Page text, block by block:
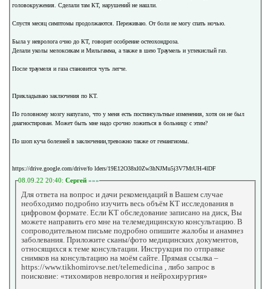
головокружения. Сделали там КТ, нарушений не нашли.
Спустя месяц симптомы продолжаются. Переживаю. От боли не могу спать ночью.
Была у невролога очно до КТ, говорит особрение остеохондроза.
Делали уколы мелоксикам и Мильгамма, а также в шею Траумель и углекислый газ.
После траумеля и газа становится чуть легче.
Прикладываю заключения по КТ.
По головному мозгу напугало, что у меня есть постинсультные изменения, хотя он не был
диагностирован. Может быть мне надо срочно ложиться в больницу с этим?
По шоп куча болезней в заключении,тревожно также от гемангиомы.
https://drive.google.com/drive/fo lders/19E12O38xl0Zw3hNJMu5j3V7MtUH-4lDF
08.09.22 20:40: Сергей »»»
Для ответа на вопрос и дачи рекомендаций в Вашем случае
необходимо подробно изучить весь объём КТ исследования в
цифровом формате. Если КТ обследование записано на диск, Вы
можете направить его мне на телемедицинскую консультацию. В
сопроводительном письме подробно опишите жалобы и анамнез
заболевания. Приложите сканы/фото медицинских документов,
относящихся к теме консультации. Инструкция по отправке
снимков на консультацию на моём сайте. Прямая ссылка –
https://www.tikhomirovse.net/telemedicina , либо запрос в
поисковие: «тихомиров неврология и нейрохирургия»